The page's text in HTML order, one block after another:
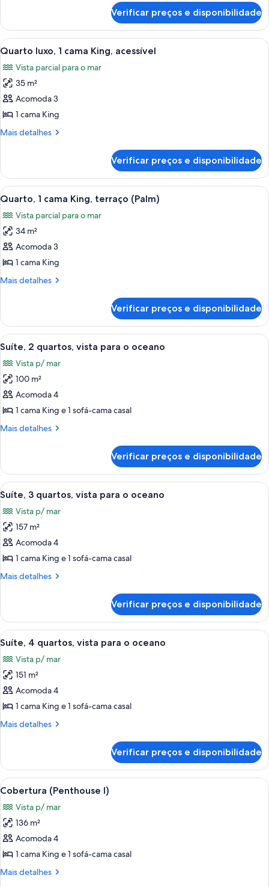
camas
de
casal
casal
luxo,
2
de
casal
Verificar preços e disponibilidade
Carrega
todas
as
fotos
de
Quarto
luxo,
King,
acessível
Cama bem arrumada com colcha
6
Quarto luxo, 1 cama King, acessível
Vista parcial para o mar
35 m²
Acomoda 3
1 cama King
Mais detalhes
Mais
luxo,
cama
acessível
Verificar preços e disponibilidade
Carrega
todas
as
fotos
de
Quarto,
1
terraço
(Palm)
Quarto com uma cama grande, duas
7
Quarto, 1 cama King, terraço (Palm)
Vista parcial para o mar
34 m²
Acomoda 3
1 cama King
Mais detalhes
Mais
1
cama
King,
(Palm)
Verificar preços e disponibilidade
Carrega
todas
as
fotos
de
Suíte,
2
para
o
oceano
Quarto com cama grande, uma
6
Suíte, 2 quartos, vista para o oceano
Vista p/ mar
100 m²
Acomoda 4
1 cama King e 1 sofá-cama casal
Mais detalhes
Mais
2
quartos,
vista
o
oceano
Verificar preços e disponibilidade
Carrega
todas
as
fotos
de
Suíte,
3
para
o
oceano
Quarto com vista para a praia, com
7
Suíte, 3 quartos, vista para o oceano
Vista p/ mar
157 m²
Acomoda 4
1 cama King e 1 sofá-cama casal
Mais detalhes
Mais
3
quartos,
vista
o
oceano
Verificar preços e disponibilidade
Carrega
todas
as
fotos
de
Suíte,
4
para
o
oceano
Quarto com uma cama grande, duas
8
Suíte, 4 quartos, vista para o oceano
Vista p/ mar
151 m²
Acomoda 4
1 cama King e 1 sofá-cama casal
Mais detalhes
Mais
4
quartos,
vista
o
oceano
Verificar preços e disponibilidade
Carrega
todas
as
fotos
de
Cobertura
(Penthouse
Quarto com cama grande, uma
7
Cobertura (Penthouse I)
Vista p/ mar
136 m²
Acomoda 4
1 cama King e 1 sofá-cama casal
Mais detalhes
Mais